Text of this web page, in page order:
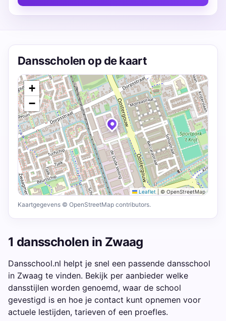
Dansscholen op de kaart
+
−
Leaflet © OpenStreetMap
Kaartgegevens © OpenStreetMap contributors.
1 dansscholen in Zwaag
Dansschool.nl helpt je snel een passende dansschool
in Zwaag te vinden. Bekijk per aanbieder welke
dansstijlen worden genoemd, waar de school
gevestigd is en hoe je contact kunt opnemen voor
actuele lestijden, tarieven of een proefles.